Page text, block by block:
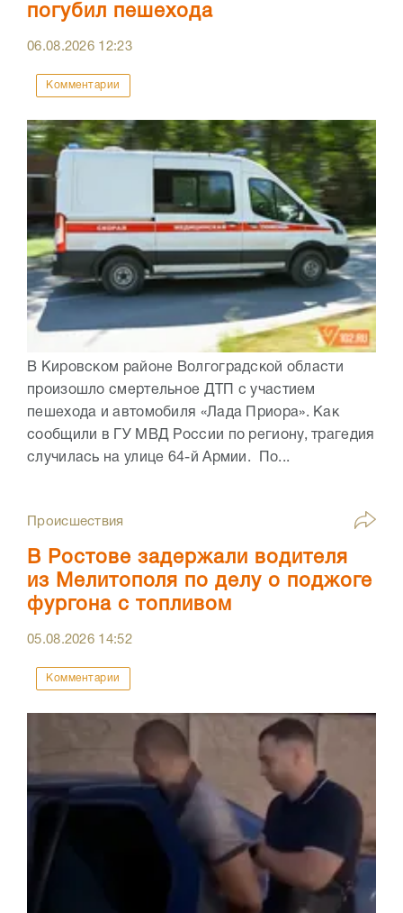
погубил пешехода
06.08.2026 12:23
Комментарии
В Кировском районе Волгоградской области
произошло смертельное ДТП с участием
пешехода и автомобиля «Лада Приора». Как
сообщили в ГУ МВД России по региону, трагедия
случилась на улице 64-й Армии. По...
Происшествия
В Ростове задержали водителя
из Мелитополя по делу о поджоге
фургона с топливом
05.08.2026 14:52
Комментарии